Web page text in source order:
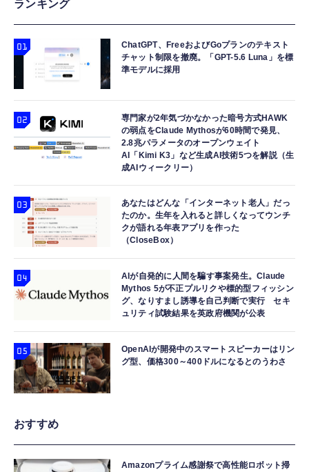
8C/16T/3.4GHz/105W 保証4年 100-
100000651POF_4Y CP1741
￥68,889
Samsung 8GB DDR4 2666MHz PC4-21300
ランク 1.2V 260ピン ノートパソコン、ノート
ブック RAMメモリ (整備済み品)
￥7,500
￥1,180
【Amazon Echo Show 8 & 11 (2025年発売)
用】角度調節スタンド（グラファイト）
￥4,980
￥2,980
バンダイ(BANDAI) ちいかわ ウエハース エー
ルカードコレクション ウエハース（焼菓子）
￥3,840
ランキング
ChatGPT、FreeおよびGoプランのテキスト
チャット制限を撤廃。「GPT-5.6 Luna」を標
準モデルに採用
専門家が2年気づかなかった暗号方式HAWK
の弱点をClaude Mythosが60時間で発見、
2.8兆パラメータのオープンウェイト
AI「Kimi K3」など生成AI技術5つを解説（生
成AIウィークリー）
あなたはどんな「インターネット老人」だっ
たのか。生年を入れると詳しくなってウンチ
クが語れる年表アプリを作った
（CloseBox）
AIが自発的に人間を騙す事案発生。Claude
Mythos 5が不正プルリクや標的型フィッシン
グ、なりすまし誘導を自己判断で実行 セキ
ュリティ試験結果を英政府機関が公表
OpenAIが開発中のスマートスピーカーはリン
グ型、価格300～400ドルになるとのうわさ
おすすめ
Amazonプライム感謝祭で高性能ロボット掃